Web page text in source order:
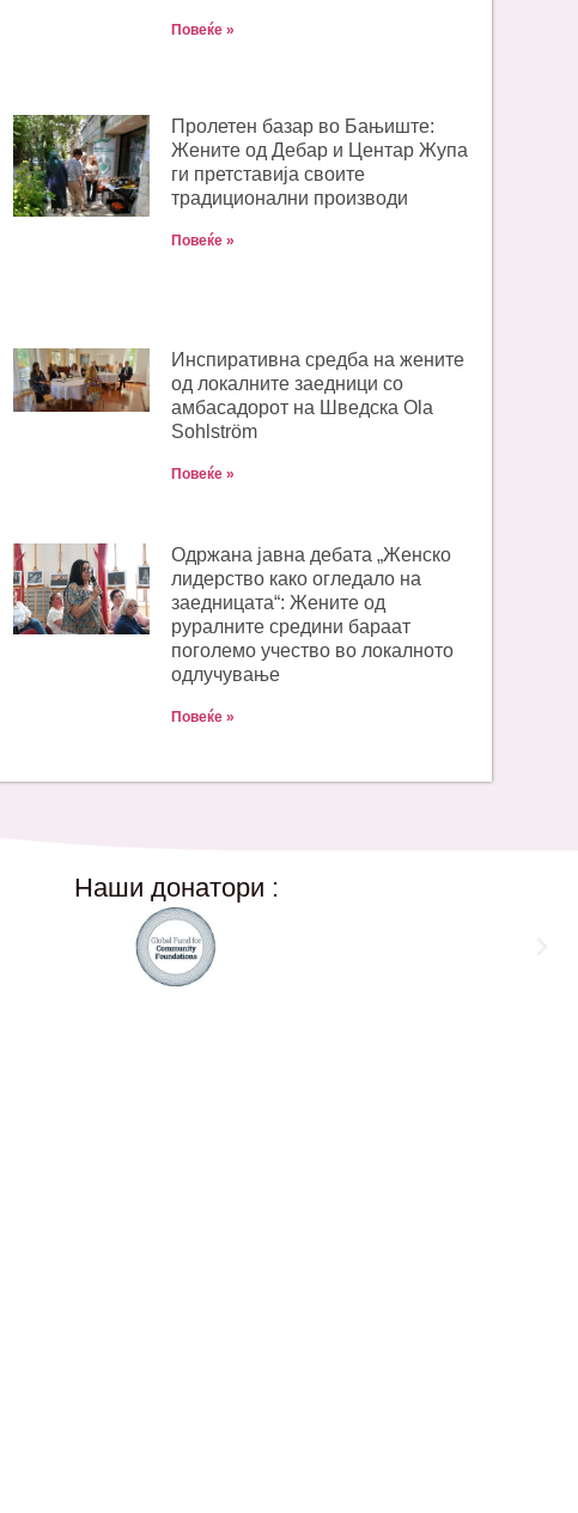
Повеќе »
Пролетен базар во Бањиште:
Жените од Дебар и Центар Жупа
ги претставија своите
традиционални производи
Повеќе »
Инспиративна средба на жените
од локалните заедници со
амбасадорот на Шведска Ola
Sohlström
Повеќе »
Одржана јавна дебата „Женско
лидерство како огледало на
заедницата“: Жените од
руралните средини бараат
поголемо учество во локалното
одлучување
Повеќе »
Наши донатори :